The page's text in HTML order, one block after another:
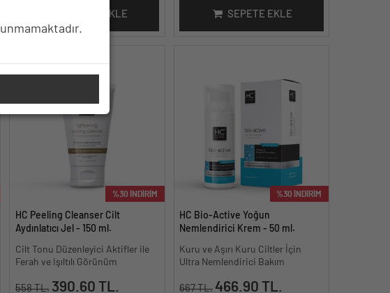
SEPETE EKLE SEPETE EKLE
%30 İNDİRİM
HC Peeling Cleanser Cilt
Aydınlatıcı Jel - 150 ml.
Cilt Tonu Düzenleyici Aktifler ile
Ferah ve Işıltılı Görünüm
558 TL. 390.60 TL.
%30 İNDİRİM
HC Bio-Active Yoğun
Nemlendirici Krem - 50 ml.
Kuru ve Aşırı Kuru Ciltler İçin
Ultra Nemlendirici Bakım
667 TL. 466.90 TL.